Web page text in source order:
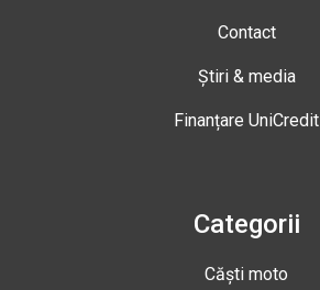
Contact
Știri & media
Finanțare UniCredit
Categorii
Căști moto